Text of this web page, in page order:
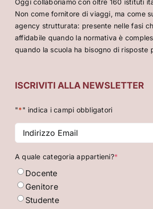
Non come fornitore di viaggi, ma come
agency strutturata: presente nelle fasi
affidabile quando la normativa è
quando la scuola ha bisogno di risposte
ISCRIVITI ALLA NEWSLETTER
"*" indica i campi obbligatori
Indirizzo
Email*
A quale categoria appartieni?*
Docente
Genitore
Studente